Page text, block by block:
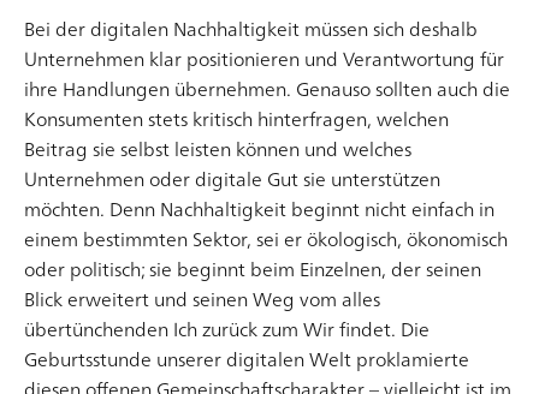
entwickelt. IoT ist dabei als allumfassender
Sammelbegriff für physische und virtuelle Dinge zu
verstehen, die miteinander verknüpft sind und durch
eine vernetzte Informations- und
Kommunikationstechnik zusammenarbeiten. Dies
erlaubt es gerade im indus
Artikel lesen
Bei der digitalen Nachhaltigkeit müssen sich deshalb
Unternehmen klar positionieren und Verantwortung für
ihre Handlungen übernehmen. Genauso sollten auch die
Konsumenten stets kritisch hinterfragen, welchen
Beitrag sie selbst leisten können und welches
Unternehmen oder digitale Gut sie unterstützen
möchten. Denn Nachhaltigkeit beginnt nicht einfach in
einem bestimmten Sektor, sei er ökologisch, ökonomisch
oder politisch; sie beginnt beim Einzelnen, der seinen
Blick erweitert und seinen Weg vom alles
übertünchenden Ich zurück zum Wir findet. Die
Geburtsstunde unserer digitalen Welt proklamierte